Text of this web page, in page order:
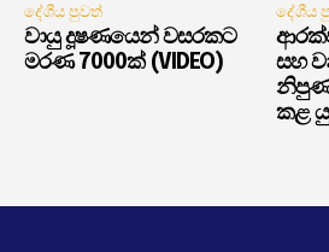
දේශීය පුවත්
වායු දූෂණයෙන් වසරකට
මරණ 7000ක් (VIDEO)
දේශීය
සහ
කළ